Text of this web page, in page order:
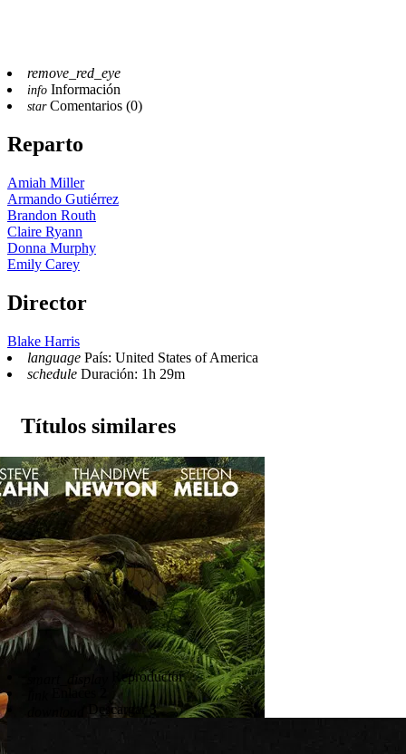
remove_red_eye
info Información
starComentarios (0)
Reparto
Amiah Miller
Armando Gutiérrez
Brandon Routh
Claire Ryann
Donna Murphy
Emily Carey
Director
Blake Harris
language País: United States of America
schedule Duración: 1h 29m
Títulos similares
Reproductor
Descargar 3